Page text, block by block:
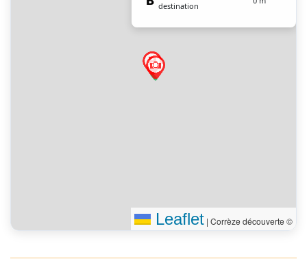
destination
Leaflet | Corrèze découverte ©